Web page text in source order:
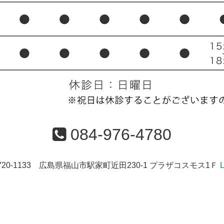
084-976-4780
1133 広島県福山市駅家町近田230-1 プラザコスモス1Ｆ